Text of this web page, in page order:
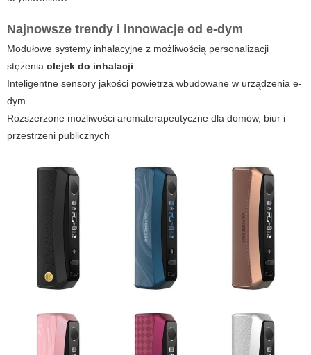
Najnowsze trendy i innowacje od e-dym
Modułowe systemy inhalacyjne z możliwością personalizacji
stężenia olejek do inhalacji
Inteligentne sensory jakości powietrza wbudowane w urządzenia e-
dym
Rozszerzone możliwości aromaterapeutyczne dla domów, biur i
przestrzeni publicznych